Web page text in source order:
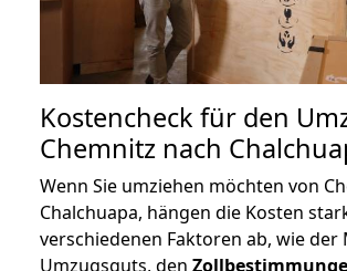
Kostencheck für den
Chemnitz nach
Wenn Sie umziehen möchten von
Chalchuapa, hängen die Kosten
verschiedenen Faktoren ab, wie der
Umzugsguts, den